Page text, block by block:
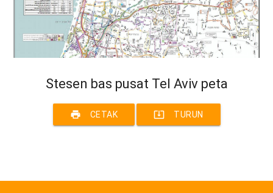
Stesen bas pusat Tel Aviv peta
print CETAK system_update_alt TURUN